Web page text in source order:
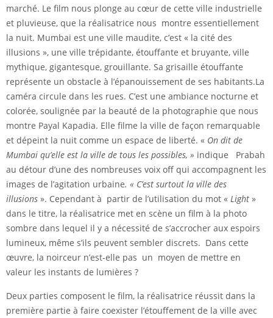
marché. Le film nous plonge au cœur de cette ville industrielle
et pluvieuse, que la réalisatrice nous montre essentiellement
la nuit. Mumbai est une ville maudite, c’est « la cité des
illusions », une ville trépidante, étouffante et bruyante, ville
mythique, gigantesque, grouillante. Sa grisaille étouffante
représente un obstacle à l’épanouissement de ses habitants.La
caméra circule dans les rues. C’est une ambiance nocturne et
colorée, soulignée par la beauté de la photographie que nous
montre Payal Kapadia. Elle filme la ville de façon remarquable
et dépeint la nuit comme un espace de liberté. « On dit de
Mumbai qu’elle est la ville de tous les possibles, » indique Prabah
au détour d’une des nombreuses voix off qui accompagnent les
images de l’agitation urbaine. « C’est surtout la ville des
illusions ». Cependant à partir de l’utilisation du mot « Light »
dans le titre, la réalisatrice met en scène un film à la photo
sombre dans lequel il y a nécessité de s’accrocher aux espoirs
lumineux, même s’ils peuvent sembler discrets. Dans cette
œuvre, la noirceur n’est-elle pas un moyen de mettre en
valeur les instants de lumières ?
Deux parties composent le film, la réalisatrice réussit dans la
première partie à faire coexister l’étouffement de la ville avec